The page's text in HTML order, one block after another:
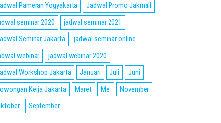
Pameran Yogyakarta
Jadwal Promo Jakmall
seminar 2020
jadwal seminar 2021
Seminar Jakarta
jadwal seminar online
webinar
jadwal webinar 2020
Workshop Jakarta
Januari Juli
Juni
Kerja Jakarta
Maret Mei
November
September